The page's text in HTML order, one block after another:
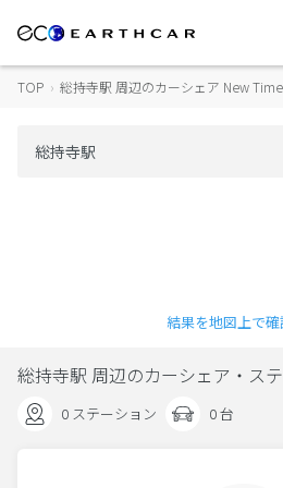
TOP › 総持寺駅 周辺のカーシェア New
結果を地図上で確
総持寺駅 周辺のカーシェア・ス
0 ステーション 0 台